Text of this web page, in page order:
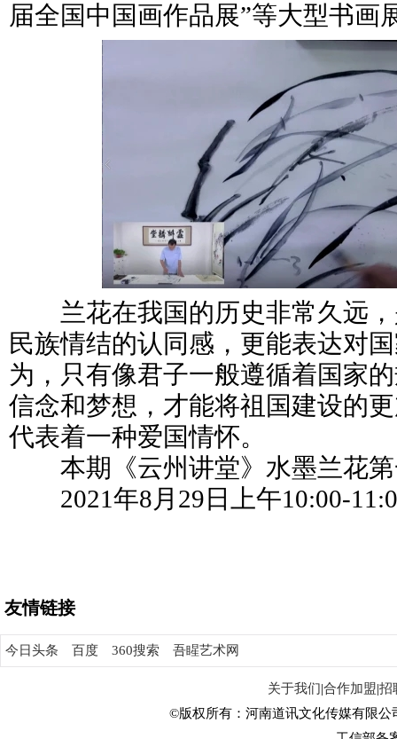
届全国中国画作品展”等大型书画
兰花在我国的历史非常久远，
民族情结的认同感，更能表达对
为，只有像君子一般遵循着国家
信念和梦想，才能将祖国建设的
代表着一种爱国情怀。
本期《云州讲堂》水墨兰花第
2021年8月29日上午10:00-
友情链接
今日头条 百度 360搜索 吾睲艺术网
关于我们|合作加盟|招
©版权所有：河南道讯文化传媒有限